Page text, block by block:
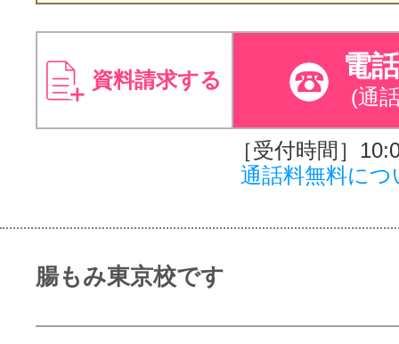
資料請求する 電
(通
［受付時間］
通話料無料につ
腸もみ東京校です